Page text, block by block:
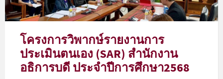
โครงการวิพากษ์รายงานการ
ประเมินตนเอง (SAR) สำนักงาน
อธิการบดี ประจำปีการศึกษา2568